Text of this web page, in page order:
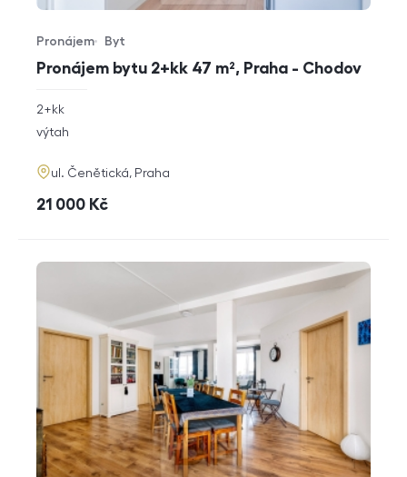
Pronájem bytu 2+kk 47 m², Praha - Chodov
Typ nabídky
Pronájem
Typ nemovitosti
Byt
rozměry
dispozice
2+kk
funkce
výtah
adresa
ul. Čenětická, Praha
cena
21 000 Kč